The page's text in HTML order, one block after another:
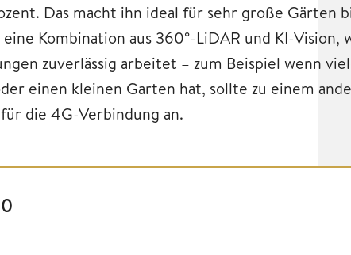
Das macht ihn ideal für sehr große Gärten
Kombination aus 360°-LiDAR und KI-Vision,
zuverlässig arbeitet – zum Beispiel wenn
einen kleinen Garten hat, sollte zu einem
die 4G-Verbindung an.